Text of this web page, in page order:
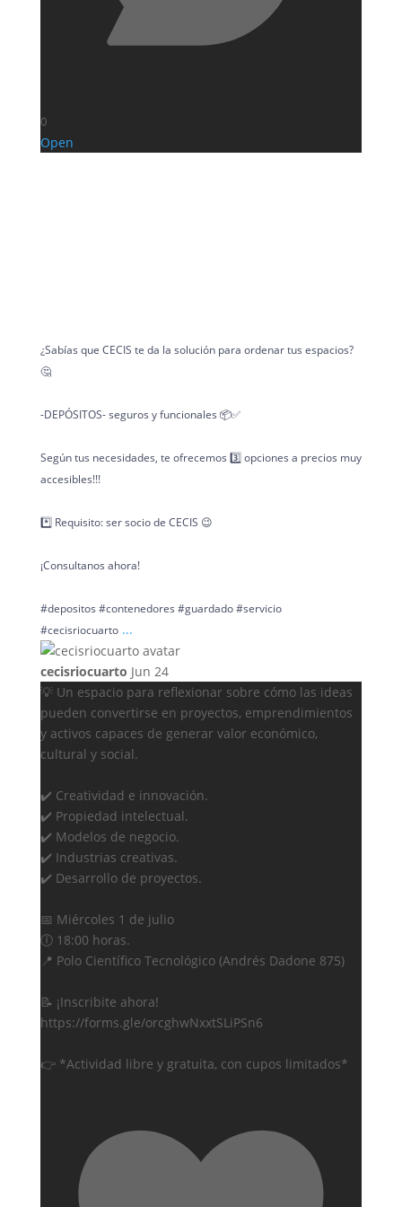
0
Open
¿Sabías que CECIS te da la solución para ordenar tus espacios?
🤔
-DEPÓSITOS- seguros y funcionales 📦✅
Según tus necesidades, te ofrecemos 3️⃣ opciones a precios muy
accesibles!!!
*️⃣ Requisito: ser socio de CECIS 😉
¡Consultanos ahora!
#depositos #contenedores #guardado #servicio
#cecisriocuarto ...
cecisriocuarto Jun 24
💡 Un espacio para reflexionar sobre cómo las ideas
pueden convertirse en proyectos, emprendimientos
y activos capaces de generar valor económico,
cultural y social.
✔️ Creatividad e innovación.
✔️ Propiedad intelectual.
✔️ Modelos de negocio.
✔️ Industrias creativas.
✔️ Desarrollo de proyectos.
📅 Miércoles 1 de julio
🕕 18:00 horas.
📍 Polo Científico Tecnológico (Andrés Dadone 875)
📝 ¡Inscribite ahora!
https://forms.gle/orcghwNxxtSLiPSn6
👉 *Actividad libre y gratuita, con cupos limitados*